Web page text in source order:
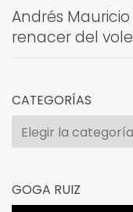
Andrés
renacer del
CATEGORÍAS
Categorías
GOGA RUIZ